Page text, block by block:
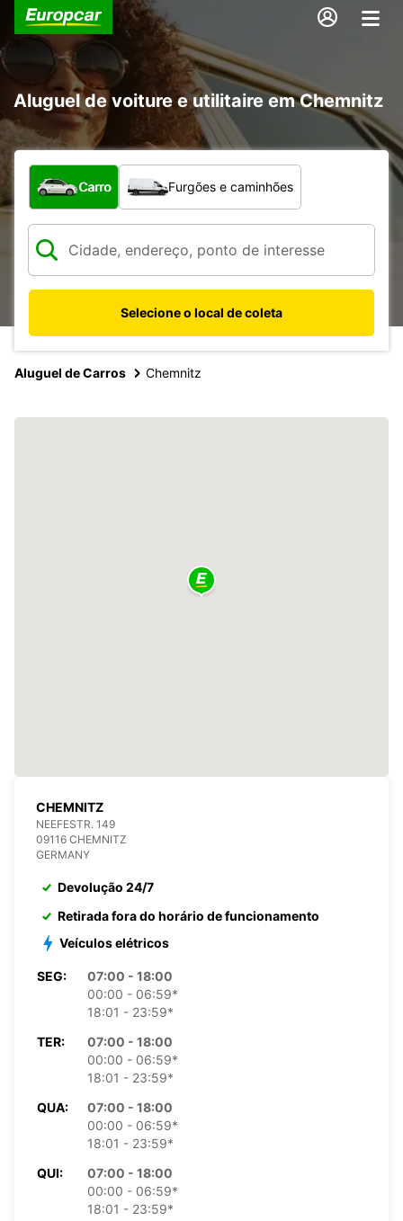
Aluguel de voiture e utilitaire em Chemnitz
Qual tipo de veículo?
Carro Furgões e caminhões
Selecione o local de coleta
Aluguel de Carros Chemnitz
CHEMNITZ
NEEFESTR. 149
09116 CHEMNITZ
GERMANY
Devolução 24/7
Retirada fora do horário de funcionamento
Veículos elétricos
SEG:
07:00 - 18:00
00:00 - 06:59*
18:01 - 23:59*
TER:
07:00 - 18:00
00:00 - 06:59*
18:01 - 23:59*
QUA:
07:00 - 18:00
00:00 - 06:59*
18:01 - 23:59*
QUI:
07:00 - 18:00
00:00 - 06:59*
18:01 - 23:59*